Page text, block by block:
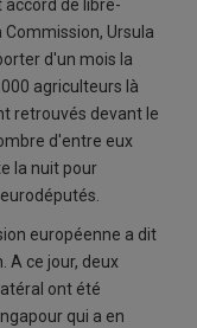
de libre-
Ursula
d'un mois la
agriculteurs là
retrouvés devant le
d'entre eux
la nuit pour
européenne a dit
A ce jour, deux
ont été
qui a en